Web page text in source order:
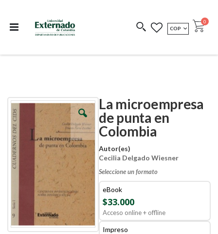
COEDICIONES REDIMIR CÓDIGO
MONEDA
COP Cart
0
La microempresa
de punta en
Colombia
Autor(es)
Cecilia Delgado Wiesner
Seleccione un formato
eBook
$33.000
Acceso online + offline
Impreso
Skip
to
the
end
of
the
images
gallery
Skip
to
the
beginning
of
the
images
gallery